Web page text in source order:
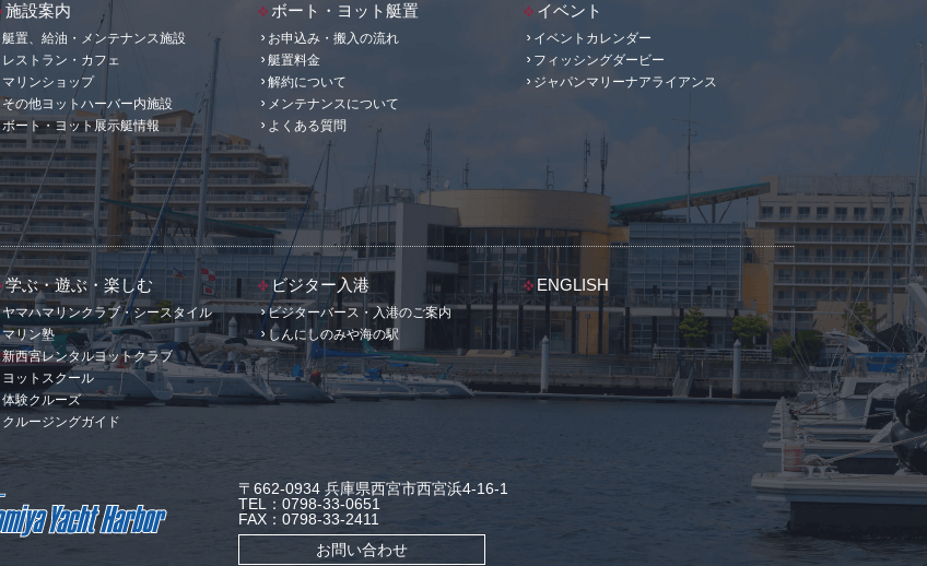
施設案内
艇置、給油・メンテナンス施設
レストラン・カフェ
マリンショップ
その他ヨットハーバー内施設
ボート・ヨット展示艇情報
ボート・ヨット艇置
お申込み・搬入の流れ
艇置料金
解約について
メンテナンスについて
よくある質問
イベント
イベントカレンダー
フィッシングダービー
ジャパンマリーナアライアンス
学ぶ・遊ぶ・楽しむ
ヤマハマリンクラブ・シースタイル
マリン塾
新西宮レンタルヨットクラブ
ヨットスクール
体験クルーズ
クルージングガイド
ビジター入港
ビジターバース・入港のご案内
しんにしのみや海の駅
ENGLISH
〒662-0934 兵庫県西宮市西宮浜4-16-1
TEL：0798-33-0651
FAX：0798-33-2411
お問い合わせ